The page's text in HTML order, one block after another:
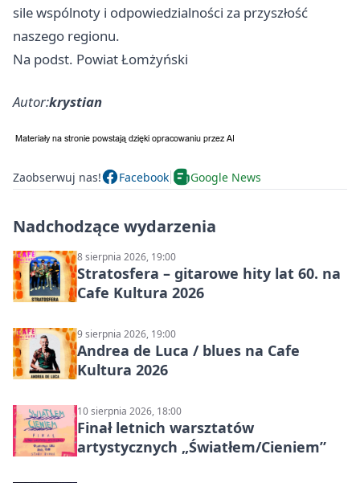
sile wspólnoty i odpowiedzialności za przyszłość
naszego regionu.
Na podst. Powiat Łomżyński
Autor:krystian
Zaobserwuj nas! Facebook Google News
Nadchodzące wydarzenia
8 sierpnia 2026, 19:00
Stratosfera – gitarowe hity lat 60. na
Cafe Kultura 2026
9 sierpnia 2026, 19:00
Andrea de Luca / blues na Cafe
Kultura 2026
10 sierpnia 2026, 18:00
Finał letnich warsztatów
artystycznych „Światłem/Cieniem”